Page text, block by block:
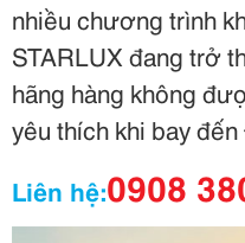
nhiều chương trình
STARLUX đang trở
hãng hàng không
yêu thích khi bay
Liên hệ:0908